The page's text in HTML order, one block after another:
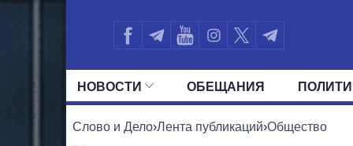
НОВОСТИ ОБЕЩАНИЯ
ВСЕ ПОЛИТИКИ ПРЕЗИДЕНТ И
Слово и Дело›Лента публикаций›Общество